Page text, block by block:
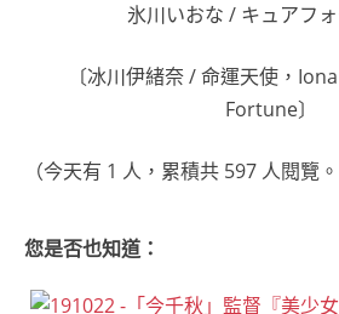
氷川いおな / キュアフ
〔冰川伊緒奈 / 命運天使，
Fortune〕
（今天有 1 人，累積共 597 人閱覽。
您是否也知道：